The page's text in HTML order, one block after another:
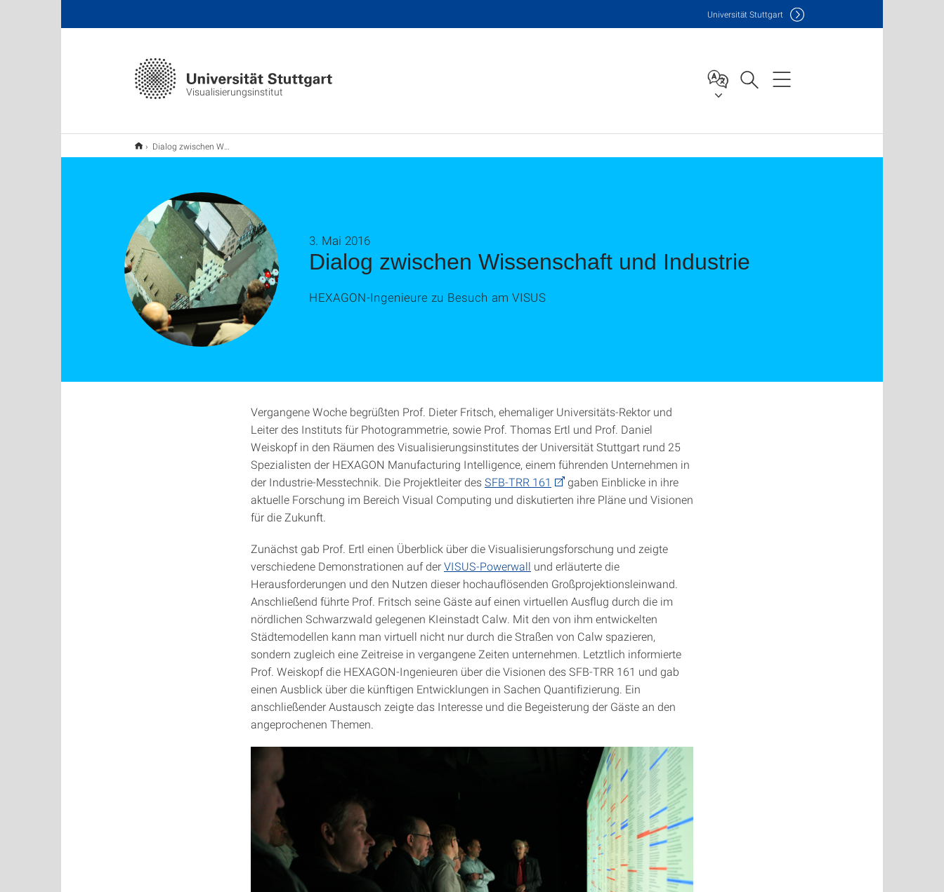
Visualisierungsinstitut
Universität Stuttgart
Dialog zwischen Wissenschaft und Industrie
Dialog zwischen Wissenschaft und Industrie
3. Mai 2016
HEXAGON-Ingenieure zu Besuch am VISUS
Vergangene Woche begrüßten Prof. Dieter Fritsch, ehemaliger Universitäts-Rektor und
Leiter des Instituts für Photogrammetrie, sowie Prof. Thomas Ertl und Prof. Daniel
Weiskopf in den Räumen des Visualisierungsinstitutes der Universität Stuttgart rund 25
Spezialisten der HEXAGON Manufacturing Intelligence, einem führenden Unternehmen in
der Industrie-Messtechnik. Die Projektleiter desSFB-TRR 161
gaben Einblicke in ihre
aktuelle Forschung im Bereich Visual Computing und diskutierten ihre Pläne und Visionen
für die Zukunft.
Zunächst gab Prof. Ertl einen Überblick über die Visualisierungsforschung und zeigte
verschiedene Demonstrationen auf derVISUS-Powerwall und erläuterte die
Herausforderungen und den Nutzen dieser hochauflösenden Großprojektionsleinwand.
Anschließend führte Prof. Fritsch seine Gäste auf einen virtuellen Ausflug durch die im
nördlichen Schwarzwald gelegenen KIeinstadt Calw. Mit den von ihm entwickelten
Städtemodellen kann man virtuell nicht nur durch die Straßen von Calw spazieren,
sondern zugleich eine Zeitreise in vergangene Zeiten unternehmen. Letztlich informierte
Prof. Weiskopf die HEXAGON-Ingenieuren über die Visionen des SFB-TRR 161 und gab
einen Ausblick über die künftigen Entwicklungen in Sachen Quantifizierung. Ein
anschließender Austausch zeigte das Interesse und die Begeisterung der Gäste an den
angeprochenen Themen.